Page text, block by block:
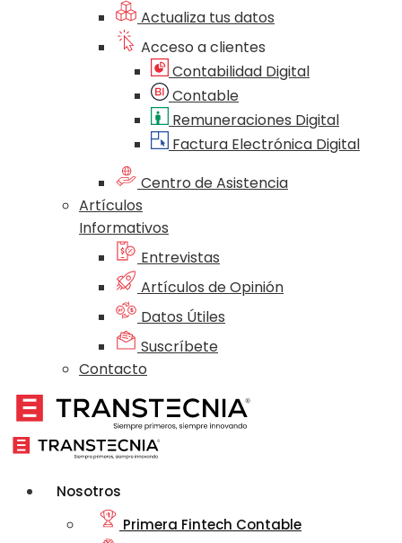
Actualiza tus datos
Acceso a clientes
Contabilidad Digital
Contable
Remuneraciones Digital
Factura Electrónica Digital
Centro de Asistencia
Artículos
Informativos
Entrevistas
Artículos de Opinión
Datos Útiles
Suscríbete
Contacto
Nosotros
Primera Fintech Contable